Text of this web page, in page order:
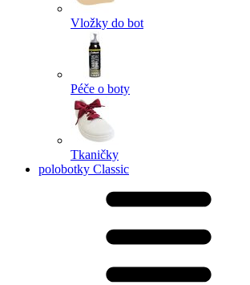
Vložky do bot
Péče o boty
Tkaničky
polobotky Classic